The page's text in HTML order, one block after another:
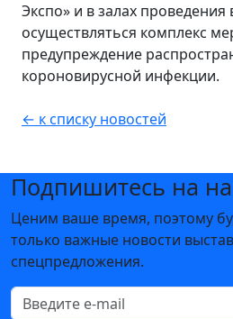
Экспо» и в залах проведения
осуществляться комплекс
предупреждение
короновирусной инфекции.
← к списку новостей
Подпишитесь на
Ценим ваше время, поэтому
только важные новости
спецпредложения.